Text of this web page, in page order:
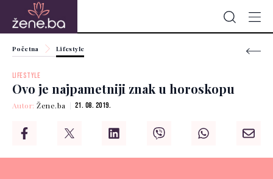
Početna Lifestyle
LIFESTYLE
Ovo je najpametniji znak u horoskopu
Autor:Žene.ba 21. 08. 2019.